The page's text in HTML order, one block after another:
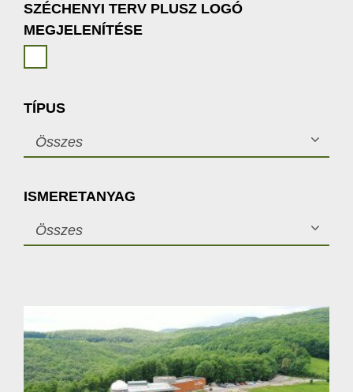
SZÉCHENYI TERV PLUSZ LOGÓ
MEGJELENÍTÉSE
TÍPUS
Összes
ISMERETANYAG
Összes